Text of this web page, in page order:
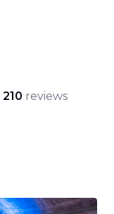
210 reviews